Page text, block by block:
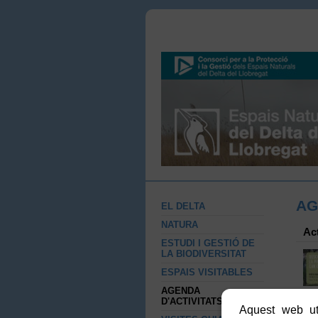
EL DELTA
NATURA
ESTUDI I GESTIÓ DE
LA BIODIVERSITAT
ESPAIS VISITABLES
AGENDA
D'ACTIVITATS
Aquest web